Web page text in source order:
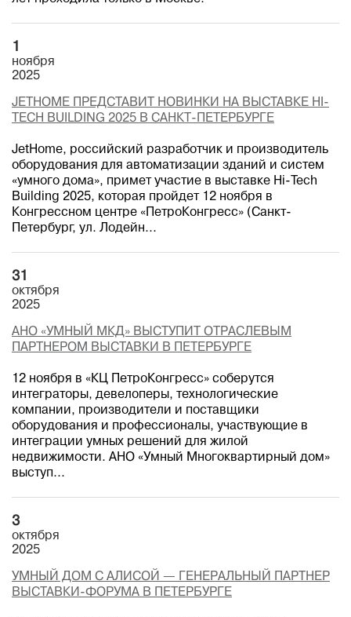
1
ноября
2025
JETHOME ПРЕДСТАВИТ НОВИНКИ НА ВЫСТАВКЕ HI-
TECH BUILDING 2025 В САНКТ-ПЕТЕРБУРГЕ
JetHome, российский разработчик и производитель
оборудования для автоматизации зданий и систем
«умного дома», примет участие в выставке Hi-Tech
Building 2025, которая пройдет 12 ноября в
Конгрессном центре «ПетроКонгресс» (Санкт-
Петербург, ул. Лодейн...
31
октября
2025
АНО «УМНЫЙ МКД» ВЫСТУПИТ ОТРАСЛЕВЫМ
ПАРТНЕРОМ ВЫСТАВКИ В ПЕТЕРБУРГЕ
12 ноября в «КЦ ПетроКонгресс» соберутся
интеграторы, девелоперы, технологические
компании, производители и поставщики
оборудования и профессионалы, участвующие в
интеграции умных решений для жилой
недвижимости. АНО «Умный Многоквартирный дом»
выступ...
3
октября
2025
УМНЫЙ ДОМ С АЛИСОЙ — ГЕНЕРАЛЬНЫЙ ПАРТНЕР
ВЫСТАВКИ-ФОРУМА В ПЕТЕРБУРГЕ